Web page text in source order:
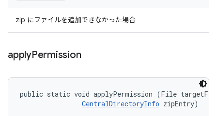
zip にファイルを追加できなかった場合
applyPermission
public static void applyPermission (File
CentralDirectoryInfo zipEntry)